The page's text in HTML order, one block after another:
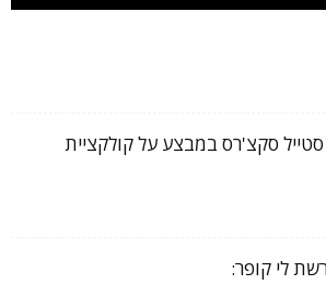
סטייל סקצ'רס במבצע על קולקציית
לי קופר: